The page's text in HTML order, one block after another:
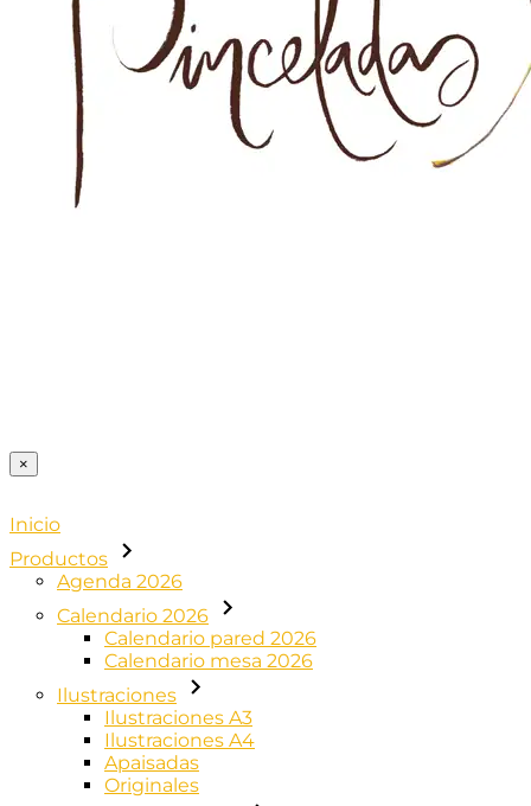
×
Inicio
Productos
Agenda 2026
Calendario 2026
Calendario pared 2026
Calendario mesa 2026
Ilustraciones
Ilustraciones A3
Ilustraciones A4
Apaisadas
Originales